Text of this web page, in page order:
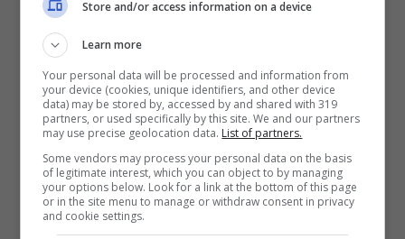
Cityliner il 21 luglio è stato raggiunto un
accordo con importanti miglioramenti con
6 organizzazioni sindacali. Inoltre, l’ipotesi
dei mille esuberi nel 2016 è frutto di pura
fantasia e priva di qualsiasi sostanza”.
In conseguenza dello sciopero, la
compagnia aerea ha
Store and/or access information on a device
Learn more
Your personal data will be processed and information from
your device (cookies, unique identifiers, and other device
data) may be stored by, accessed by and shared with 319
partners, or used specifically by this site. We and our partners
may use precise geolocation data. List of partners.
Some vendors may process your personal data on the basis
of legitimate interest, which you can object to by managing
your options below. Look for a link at the bottom of this page
or in the site menu to manage or withdraw consent in privacy
and cookie settings.